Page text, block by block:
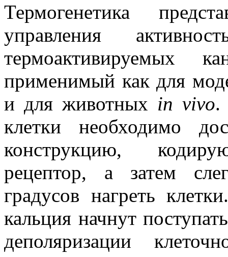
Термогенетика
управления
термоактивируемых
применимый как для
и для животных in vivo.
клетки необходимо
конструкцию,
рецептор, а затем
градусов нагреть
кальция начнут
деполяризации